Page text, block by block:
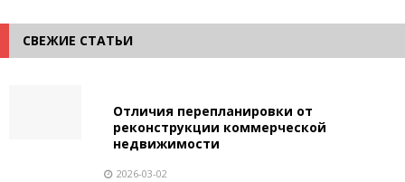
СВЕЖИЕ СТАТЬИ
Отличия перепланировки от
реконструкции коммерческой
недвижимости
2026-03-02